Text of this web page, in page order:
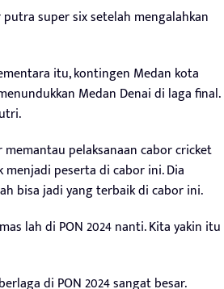
super six setelah mengalahkan
itu, kontingen Medan kota
Medan Denai di laga final.
pelaksanaan cabor cricket
peserta di cabor ini. Dia
bisa jadi yang terbaik di cabor ini.
lah di PON 2024 nanti. Kita yakin itu
di PON 2024 sangat besar.